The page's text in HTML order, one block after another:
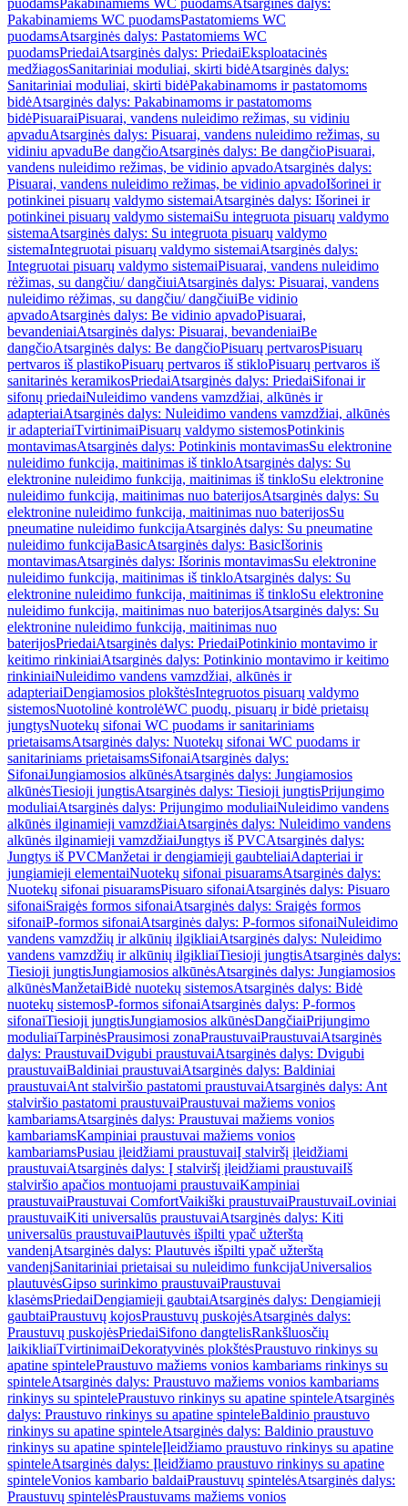
puodamsPakabinamiems WC puodamsAtsarginės dalys:
Pakabinamiems WC puodamsPastatomiems WC
puodamsAtsarginės dalys: Pastatomiems WC
puodamsPriedaiAtsarginės dalys: PriedaiEksploatacinės
medžiagosSanitariniai moduliai, skirti bidėAtsarginės dalys:
Sanitariniai moduliai, skirti bidėPakabinamoms ir pastatomoms
bidėAtsarginės dalys: Pakabinamoms ir pastatomoms
bidėPisuaraiPisuarai, vandens nuleidimo režimas, su vidiniu
apvaduAtsarginės dalys: Pisuarai, vandens nuleidimo režimas, su
vidiniu apvaduBe dangčioAtsarginės dalys: Be dangčioPisuarai,
vandens nuleidimo režimas, be vidinio apvadoAtsarginės dalys:
Pisuarai, vandens nuleidimo režimas, be vidinio apvadoIšorinei ir
potinkinei pisuarų valdymo sistemaiAtsarginės dalys: Išorinei ir
potinkinei pisuarų valdymo sistemaiSu integruota pisuarų valdymo
sistemaAtsarginės dalys: Su integruota pisuarų valdymo
sistemaIntegruotai pisuarų valdymo sistemaiAtsarginės dalys:
Integruotai pisuarų valdymo sistemaiPisuarai, vandens nuleidimo
rėžimas, su dangčiu/ dangčiuiAtsarginės dalys: Pisuarai, vandens
nuleidimo rėžimas, su dangčiu/ dangčiuiBe vidinio
apvadoAtsarginės dalys: Be vidinio apvadoPisuarai,
bevandeniaiAtsarginės dalys: Pisuarai, bevandeniaiBe
dangčioAtsarginės dalys: Be dangčioPisuarų pertvarosPisuarų
pertvaros iš plastikoPisuarų pertvaros iš stikloPisuarų pertvaros iš
sanitarinės keramikosPriedaiAtsarginės dalys: PriedaiSifonai ir
sifonų priedaiNuleidimo vandens vamzdžiai, alkūnės ir
adapteriaiAtsarginės dalys: Nuleidimo vandens vamzdžiai, alkūnės
ir adapteriaiTvirtinimaiPisuarų valdymo sistemosPotinkinis
montavimasAtsarginės dalys: Potinkinis montavimasSu elektronine
nuleidimo funkcija, maitinimas iš tinkloAtsarginės dalys: Su
elektronine nuleidimo funkcija, maitinimas iš tinkloSu elektronine
nuleidimo funkcija, maitinimas nuo baterijosAtsarginės dalys: Su
elektronine nuleidimo funkcija, maitinimas nuo baterijosSu
pneumatine nuleidimo funkcijaAtsarginės dalys: Su pneumatine
nuleidimo funkcijaBasicAtsarginės dalys: BasicIšorinis
montavimasAtsarginės dalys: Išorinis montavimasSu elektronine
nuleidimo funkcija, maitinimas iš tinkloAtsarginės dalys: Su
elektronine nuleidimo funkcija, maitinimas iš tinkloSu elektronine
nuleidimo funkcija, maitinimas nuo baterijosAtsarginės dalys: Su
elektronine nuleidimo funkcija, maitinimas nuo
baterijosPriedaiAtsarginės dalys: PriedaiPotinkinio montavimo ir
keitimo rinkiniaiAtsarginės dalys: Potinkinio montavimo ir keitimo
rinkiniaiNuleidimo vandens vamzdžiai, alkūnės ir
adapteriaiDengiamosios plokštėsIntegruotos pisuarų valdymo
sistemosNuotolinė kontrolėWC puodų, pisuarų ir bidė prietaisų
jungtysNuotekų sifonai WC puodams ir sanitariniams
prietaisamsAtsarginės dalys: Nuotekų sifonai WC puodams ir
sanitariniams prietaisamsSifonaiAtsarginės dalys:
SifonaiJungiamosios alkūnėsAtsarginės dalys: Jungiamosios
alkūnėsTiesioji jungtisAtsarginės dalys: Tiesioji jungtisPrijungimo
moduliaiAtsarginės dalys: Prijungimo moduliaiNuleidimo vandens
alkūnės ilginamieji vamzdžiaiAtsarginės dalys: Nuleidimo vandens
alkūnės ilginamieji vamzdžiaiJungtys iš PVCAtsarginės dalys:
Jungtys iš PVCManžetai ir dengiamieji gaubteliaiAdapteriai ir
jungiamieji elementaiNuotekų sifonai pisuaramsAtsarginės dalys:
Nuotekų sifonai pisuaramsPisuaro sifonaiAtsarginės dalys: Pisuaro
sifonaiSraigės formos sifonaiAtsarginės dalys: Sraigės formos
sifonaiP-formos sifonaiAtsarginės dalys: P-formos sifonaiNuleidimo
vandens vamzdžių ir alkūnių ilgikliaiAtsarginės dalys: Nuleidimo
vandens vamzdžių ir alkūnių ilgikliaiTiesioji jungtisAtsarginės dalys:
Tiesioji jungtisJungiamosios alkūnėsAtsarginės dalys: Jungiamosios
alkūnėsManžetaiBidė nuotekų sistemosAtsarginės dalys: Bidė
nuotekų sistemosP-formos sifonaiAtsarginės dalys: P-formos
sifonaiTiesioji jungtisJungiamosios alkūnėsDangčiaiPrijungimo
moduliaiTarpinėsPrausimosi zonaPraustuvaiPraustuvaiAtsarginės
dalys: PraustuvaiDvigubi praustuvaiAtsarginės dalys: Dvigubi
praustuvaiBaldiniai praustuvaiAtsarginės dalys: Baldiniai
praustuvaiAnt stalviršio pastatomi praustuvaiAtsarginės dalys: Ant
stalviršio pastatomi praustuvaiPraustuvai mažiems vonios
kambariamsAtsarginės dalys: Praustuvai mažiems vonios
kambariamsKampiniai praustuvai mažiems vonios
kambariamsPusiau įleidžiami praustuvaiĮ stalviršį įleidžiami
praustuvaiAtsarginės dalys: Į stalviršį įleidžiami praustuvaiIš
stalviršio apačios montuojami praustuvaiKampiniai
praustuvaiPraustuvai ComfortVaikiški praustuvaiPraustuvaiLoviniai
praustuvaiKiti universalūs praustuvaiAtsarginės dalys: Kiti
universalūs praustuvaiPlautuvės išpilti ypač užterštą
vandenįAtsarginės dalys: Plautuvės išpilti ypač užterštą
vandenįSanitariniai prietaisai su nuleidimo funkcijaUniversalios
plautuvėsGipso surinkimo praustuvaiPraustuvai
klasėmsPriedaiDengiamieji gaubtaiAtsarginės dalys: Dengiamieji
gaubtaiPraustuvų kojosPraustuvų puskojėsAtsarginės dalys:
Praustuvų puskojėsPriedaiSifono dangtelisRankšluosčių
laikikliaiTvirtinimaiDekoratyvinės plokštėsPraustuvo rinkinys su
apatine spintelePraustuvo mažiems vonios kambariams rinkinys su
spinteleAtsarginės dalys: Praustuvo mažiems vonios kambariams
rinkinys su spintelePraustuvo rinkinys su apatine spinteleAtsarginės
dalys: Praustuvo rinkinys su apatine spinteleBaldinio praustuvo
rinkinys su apatine spinteleAtsarginės dalys: Baldinio praustuvo
rinkinys su apatine spinteleĮleidžiamo praustuvo rinkinys su apatine
spinteleAtsarginės dalys: Įleidžiamo praustuvo rinkinys su apatine
spinteleVonios kambario baldaiPraustuvų spintelėsAtsarginės dalys:
Praustuvų spintelėsPraustuvams mažiems vonios